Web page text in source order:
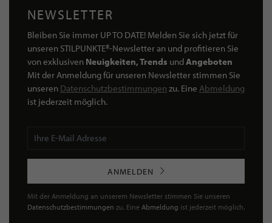
NEWSLETTER
Bleiben Sie immer UP TO DATE! Melden Sie sich jetzt für
unseren STILPUNKTE®-Newsletter an und profitieren Sie
von exklusiven Neuigkeiten, Trends undAngeboten
Mit der Anmeldung für unseren Newsletter stimmen Sie
unseren Datenschutzbestimmungen zu. Eine Abmeldung
ist jederzeit möglich.
ANMELDEN
Mit der Anmeldung an unserem Newsletter stimmen Sie unseren
Datenschutzbestimmungen zu. Eine Abmeldung ist jederzeit möglich.